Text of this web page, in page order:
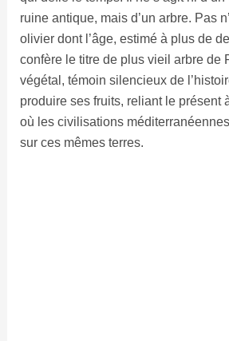
ruine antique, mais d’un arbre. Pas
olivier dont l’âge, estimé à plus de
confère le titre de plus vieil arbre de
végétal, témoin silencieux de
produire ses fruits, reliant le présent
où les civilisations
sur ces mêmes terres.